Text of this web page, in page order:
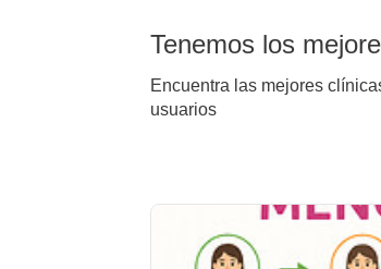
Tenemos los
Encuentra las mejores
usuarios